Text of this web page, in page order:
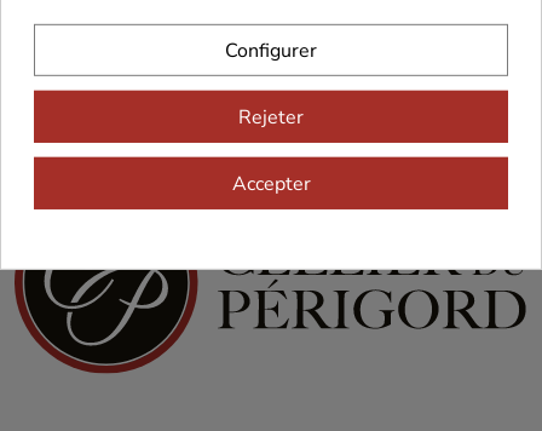
Configurer
Rejeter
Accepter